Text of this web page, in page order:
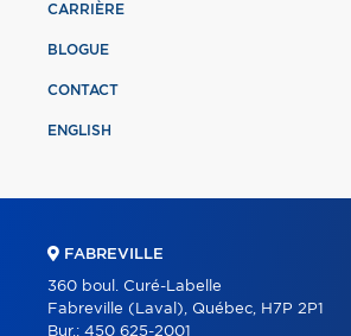
CARRIÈRE
BLOGUE
CONTACT
ENGLISH
FABREVILLE
360 boul. Curé-Labelle
Fabreville (Laval), Québec, H7P 2P1
Bur.: 450 625-2001